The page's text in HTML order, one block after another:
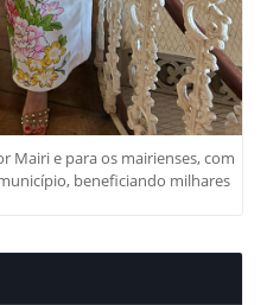
Mairi e para os mairienses, com
beneficiando milhares